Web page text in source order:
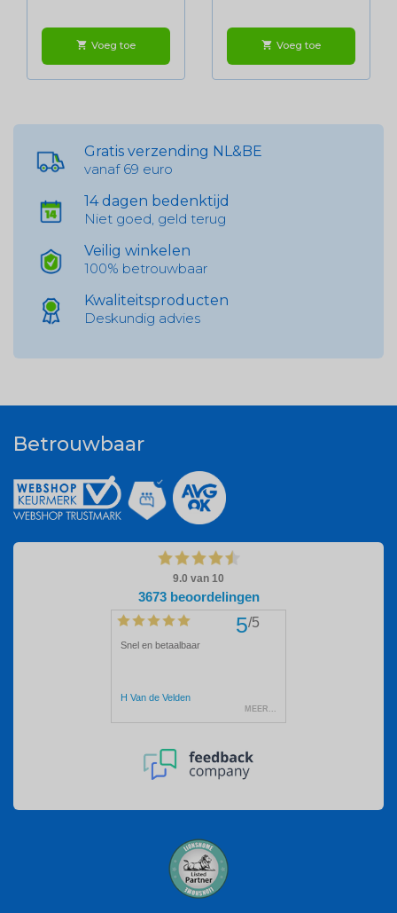
shopping_cart Voeg toe shopping_cart Voeg toe
Gratis verzending NL&BE
vanaf 69 euro
14 dagen bedenktijd
Niet goed, geld terug
Veilig winkelen
100% betrouwbaar
Kwaliteitsproducten
Deskundig advies
Betrouwbaar